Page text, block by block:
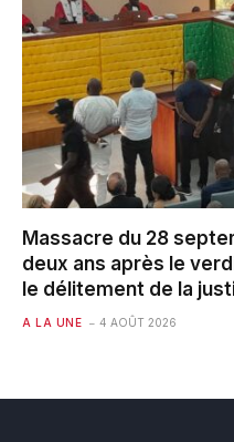
Massacre du 28
deux ans après le
le délitement de la
A LA UNE 4 AOÛT 2026